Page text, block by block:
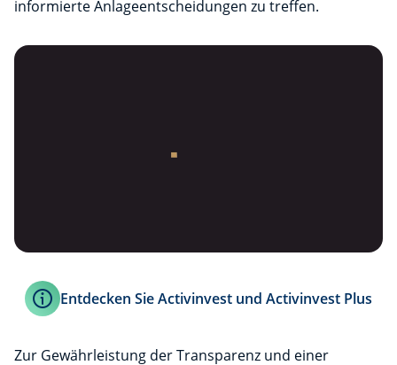
informierte Anlageentscheidungen zu treffen.
Entdecken Sie Activinvest und Activinvest Plus
Zur Gewährleistung der Transparenz und einer